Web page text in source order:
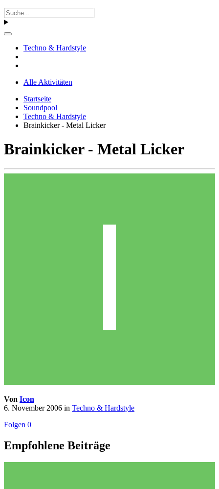
Techno & Hardstyle
Alle Aktivitäten
Startseite
Soundpool
Techno & Hardstyle
Brainkicker - Metal Licker
Brainkicker - Metal Licker
Von Icon
6. November 2006 in Techno & Hardstyle
Folgen 0
Empfohlene Beiträge